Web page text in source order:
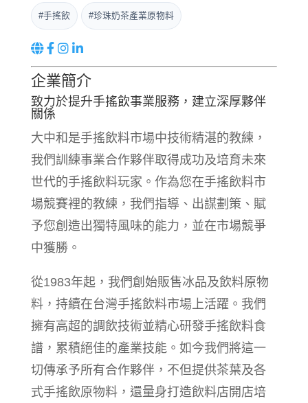
#手搖飲 #珍珠奶茶產業原物料
企業簡介
致⼒於提升⼿搖飲事業服務，建立深厚夥伴
關係
大中和是手搖飲料市場中技術精湛的教練，
我們訓練事業合作夥伴取得成功及培育未來
世代的手搖飲料玩家。作為您在手搖飲料市
場競賽裡的教練，我們指導、出謀劃策、賦
予您創造出獨特風味的能力，並在市場競爭
中獲勝。
從1983年起，我們創始販售冰品及飲料原物
料，持續在台灣手搖飲料市場上活躍。我們
擁有高超的調飲技術並精心研發手搖飲料食
譜，累積絕佳的產業技能。如今我們將這一
切傳承予所有合作夥伴，不但提供茶葉及各
式手搖飲原物料，還量身打造飲料店開店培